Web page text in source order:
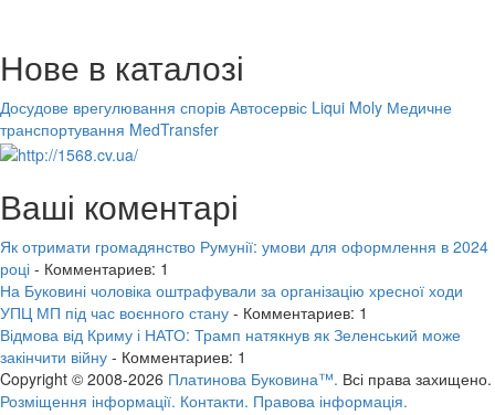
Нове в каталозі
Досудове врегулювання спорів Автосервіс Liqui Moly Медичне
транспортування MedTransfer
Ваші коментарі
Як отримати громадянство Румунії: умови для оформлення в 2024
році - Комментариев: 1
На Буковині чоловіка оштрафували за організацію хресної ходи
УПЦ МП під час воєнного стану - Комментариев: 1
Відмова від Криму і НАТО: Трамп натякнув як Зеленський може
закінчити війну - Комментариев: 1
Copyright © 2008-2026 Платинова Буковина™. Всі права захищено.
Розміщення інформації. Контакти. Правова інформація.